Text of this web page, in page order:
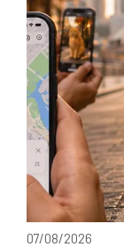
07/08/2026